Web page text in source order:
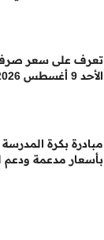
تعرف على سعر صرف
الأحد 9 أغسطس 2026 في البنوك
مبادرة بكرة
بأسعار مدعمة ودعم